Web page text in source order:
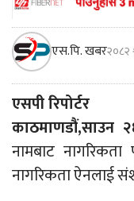
एस.पि. खबर२०८२
एसपी रिपोर्टर
काठमाणडौं,साउन
नामबाट
नागरिकता ऐनलाई